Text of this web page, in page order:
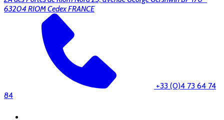
63204 RIOM Cedex FRANCE
+33 (0)4 73 64 74
84